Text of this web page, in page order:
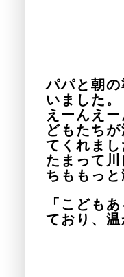
日本
パパと朝
いました。
えーんえ
どもたち
てくれま
たまって
ちももっ
「こども
ており、